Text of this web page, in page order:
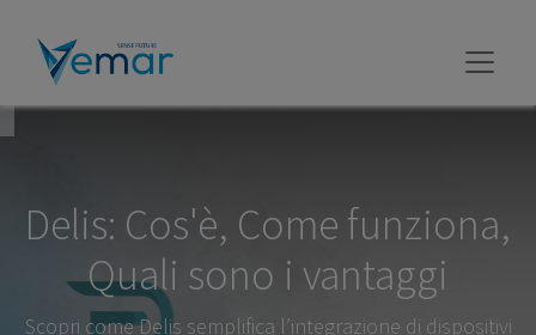
Delis: Cos'è, Come funziona,
Quali sono i vantaggi
Scopri come Delis semplifica l’integrazione di dispositivi